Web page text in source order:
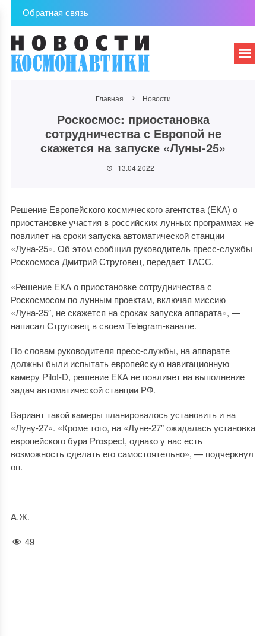
Обратная связь
Главная Новости
Роскосмос: приостановка
сотрудничества с Европой не
скажется на запуске «Луны-25»
13.04.2022
Решение Европейского космического агентства (ЕКА) о
приостановке участия в российских лунных программах не
повлияет на сроки запуска автоматической станции
«Луна-25». Об этом сообщил руководитель пресс-службы
Роскосмоса Дмитрий Струговец, передает ТАСС.
«Решение ЕКА о приостановке сотрудничества с
Роскосмосом по лунным проектам, включая миссию
«Луна-25″, не скажется на сроках запуска аппарата», —
написал Струговец в своем Telegram-канале.
По словам руководителя пресс-службы, на аппарате
должны были испытать европейскую навигационную
камеру Pilot-D, решение ЕКА не повлияет на выполнение
задач автоматической станции РФ.
Вариант такой камеры планировалось установить и на
«Луну-27». «Кроме того, на «Луне-27″ ожидалась установка
европейского бура Prospect, однако у нас есть
возможность сделать его самостоятельно», — подчеркнул
он.
А.Ж.
49